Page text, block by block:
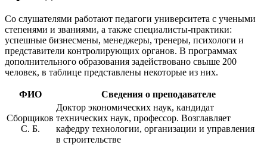
Со слушателями работают педагоги университета с учеными
степенями и званиями, а также специалисты-практики:
успешные бизнесмены, менеджеры, тренеры, психологи и
представители контролирующих органов. В программах
дополнительного образования задействовано свыше 200
человек, в таблице представлены некоторые из них.
ФИО Сведения о преподавателе
Сборщиков
С. Б.
Доктор экономических наук, кандидат
технических наук, профессор. Возглавляет
кафедру технологии, организации и управления
в строительстве